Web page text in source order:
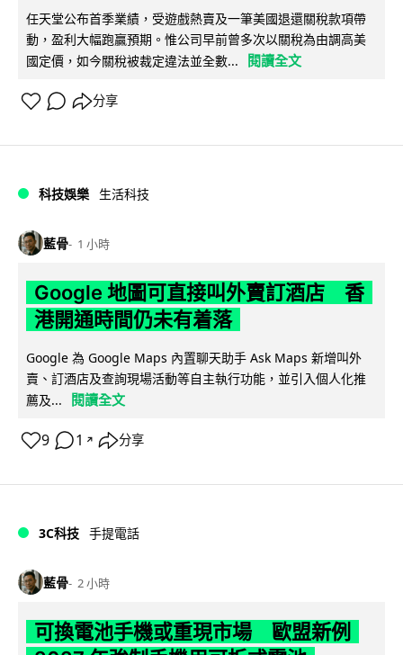
任天堂公布首季業績，受遊戲熱賣及一筆美國退還關稅款項帶
動，盈利大幅跑贏預期。惟公司早前曾多次以關稅為由調高美
國定價，如今關稅被裁定違法並全數...
閱讀全文
分享
科技娛樂 生活科技
藍骨 1 小時
Google 地圖可直接叫外賣訂酒店 香
港開通時間仍未有着落
Google 為 Google Maps 內置聊天助手 Ask Maps 新增叫外
賣、訂酒店及查詢現場活動等自主執行功能，並引入個人化推
薦及...
閱讀全文
9 1 ↗ 分享
3C科技 手提電話
藍骨 2 小時
可換電池手機或重現市場 歐盟新例